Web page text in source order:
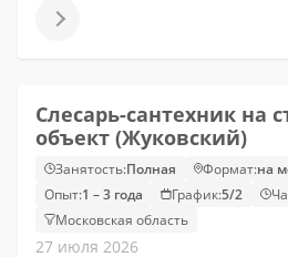
Слесарь-сантехник на
объект (Жуковский)
Занятость:Полная Формат:на
Опыт:1 – 3 года График:5/2
Московская область
27 июля 2026